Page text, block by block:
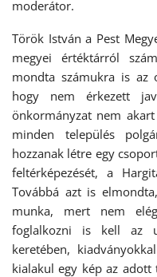
moderátor.
Török István a Pest
megyei értéktárról
mondta számukra is az
hogy nem érkezett
önkormányzat nem
minden település
hozzanak létre egy
feltérképezését, a
Továbbá azt is
munka, mert nem
foglalkozni is kell az
keretében,
kialakul egy kép az